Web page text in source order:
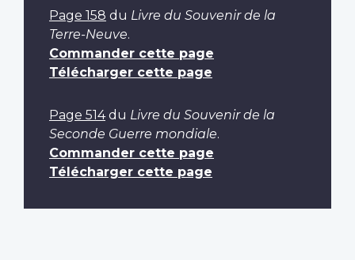
Page 158 du Livre du Souvenir de la
Terre-Neuve.
Commander cette page
Télécharger cette page
Page 514du Livre du Souvenir de la
Seconde Guerre mondiale.
Commander cette page
Télécharger cette page